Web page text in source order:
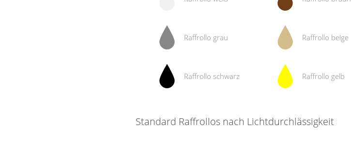
Raffrollo grau
Raffrollo schwarz
Raffrollo beige
Raffrollo gelb
Standard Raffrollos nach Lichtdurchlässigkeit